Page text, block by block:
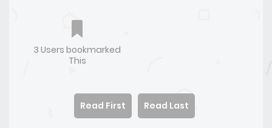
3 Users bookmarked
This
Read First Read Last